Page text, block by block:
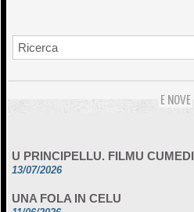
E NOVE
13/07/2026
11/06/2026